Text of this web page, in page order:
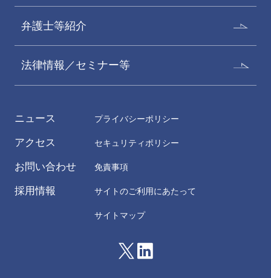
弁護士等紹介
法律情報／セミナー等
ニュース
アクセス
お問い合わせ
採用情報
プライバシーポリシー
セキュリティポリシー
免責事項
サイトのご利用にあたって
サイトマップ